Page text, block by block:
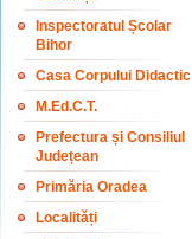
Inspectoratul Școlar
Bihor
Casa Corpului Didactic
M.Ed.C.T.
Prefectura și Consiliul
Județean
Primăria Oradea
Localități